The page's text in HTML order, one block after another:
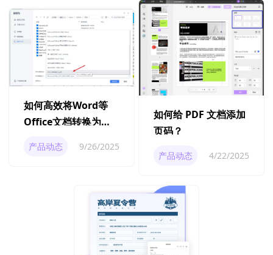
如何高效将Word等
Office文档转换为
产品动态 9/26/2025
如何给 PDF 文档添加
页码？
产品动态 4/22/2025